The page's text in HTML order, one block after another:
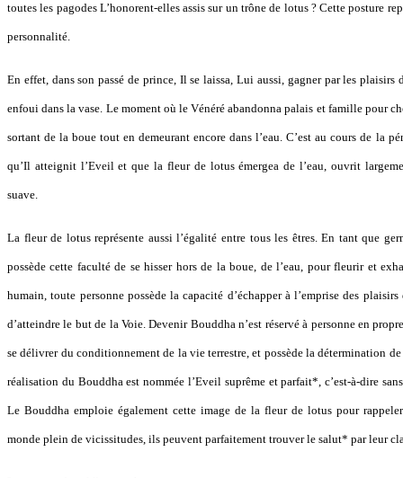
toutes les pagodes L’honorent-elles assis sur un trône de lotus ? Cette posture
personnalité.
En effet, dans son passé de prince, Il se laissa, Lui aussi, gagner par les plaisirs
enfoui dans la vase. Le moment où le Vénéré abandonna palais et famille pour
sortant de la boue tout en demeurant encore dans l’eau. C’est au cours de la
qu’Il atteignit l’Eveil et que la fleur de lotus émergea de l’eau, ouvrit
suave.
La fleur de lotus représente aussi l’égalité entre tous les êtres. En tant que
possède cette faculté de se hisser hors de la boue, de l’eau, pour fleurir et
humain, toute personne possède la capacité d’échapper à l’emprise des
d’atteindre le but de la Voie. Devenir Bouddha n’est réservé à personne en
se délivrer du conditionnement de la vie terrestre, et possède la détermination
réalisation du Bouddha est nommée l’Eveil suprême et parfait*, c’est-à-dire
Le Bouddha emploie également cette image de la fleur de lotus pour
monde plein de vicissitudes, ils peuvent parfaitement trouver le salut* par leur